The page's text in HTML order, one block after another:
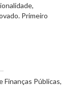
Primeiro
Finanças Públicas,